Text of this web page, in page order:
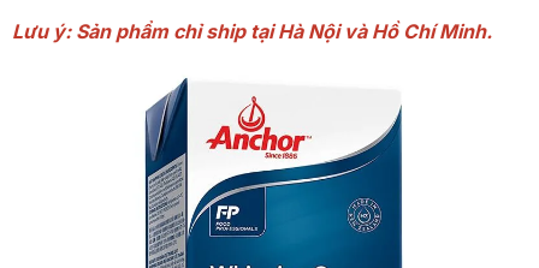
Lưu ý: Sản phẩm chỉ ship tại Hà Nội và Hồ Chí Minh.